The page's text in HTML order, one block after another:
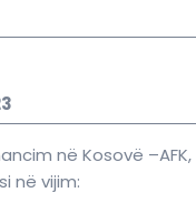
në Kosovë
në vijim: